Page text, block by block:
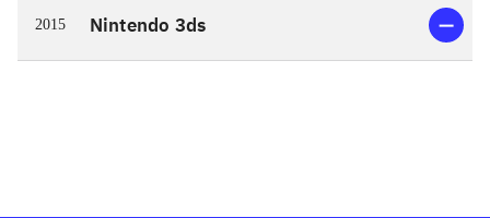
2015 Nintendo 3ds